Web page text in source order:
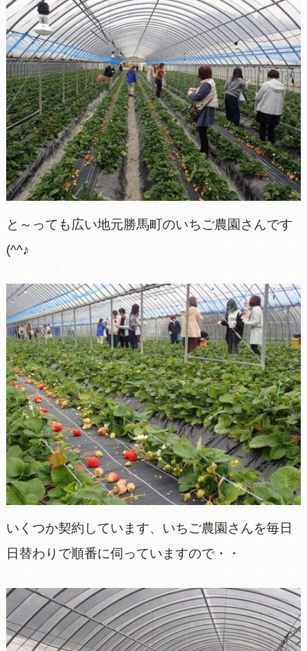
と～っても広い地元勝馬町のいちご農園さんです
(^^♪
いくつか契約しています、いちご農園さんを毎日
日替わりで順番に伺っていますので・・